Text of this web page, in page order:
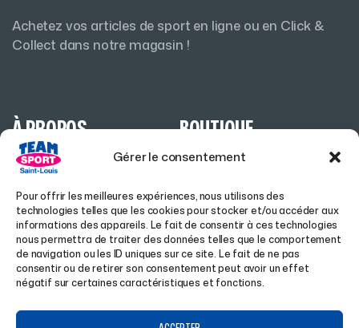
Gérer le consentement
Pour offrir les meilleures expériences, nous utilisons des
technologies telles que les cookies pour stocker et/ou accéder aux
informations des appareils. Le fait de consentir à ces technologies
nous permettra de traiter des données telles que le comportement
de navigation ou les ID uniques sur ce site. Le fait de ne pas
consentir ou de retirer son consentement peut avoir un effet
négatif sur certaines caractéristiques et fonctions.
Achetez vos articles de sport en ligne ou en Click &
Collect dans notre magasin !
À PROPOS
ACCUEIL
A PROPOS
MAGASIN À SAINT-LOUIS
CLUBS
ENTREPRISES
BOUTIQUE
FEMME
HIVER
RANDONNÉE
LIFESTYLE